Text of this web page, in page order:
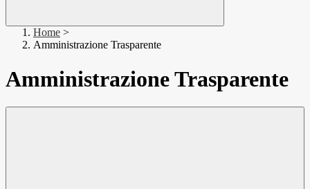
Home >
Amministrazione Trasparente
Amministrazione Trasparente